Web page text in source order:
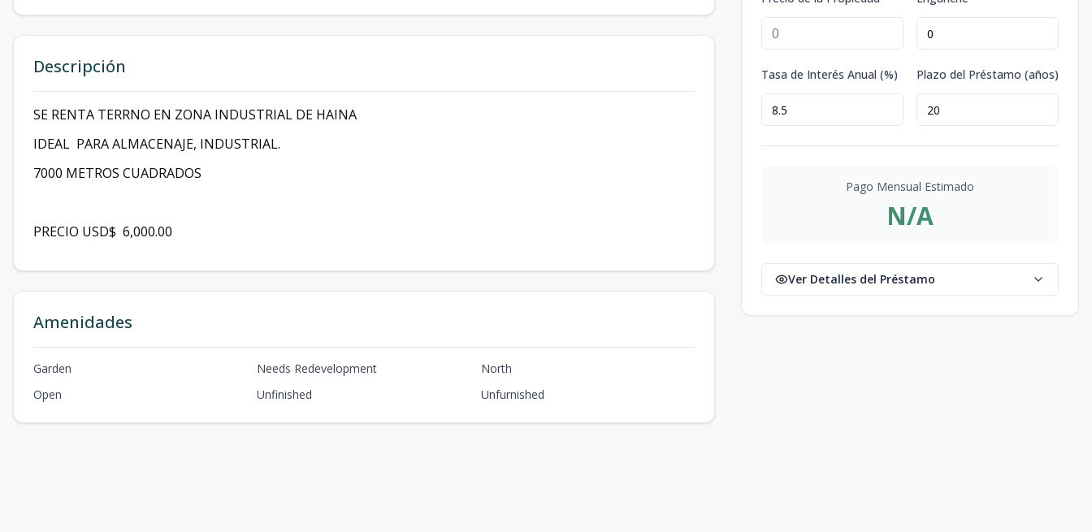
Descripción
SE RENTA TERRNO EN ZONA INDUSTRIAL DE HAINA
IDEAL PARA ALMACENAJE, INDUSTRIAL.
7000 METROS CUADRADOS
PRECIO USD$ 6,000.00
Amenidades
Garden Needs Redevelopment
North
Open
Unfinished Unfurnished
Tasa de Interés Anual (%) Plazo del Préstamo (años)
Pago Mensual Estimado
N/A
Ver Detalles del Préstamo